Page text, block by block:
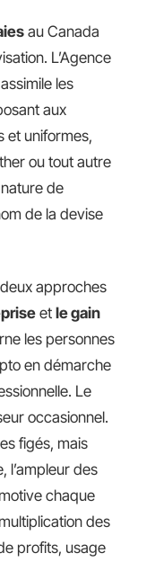
au Canada
L’Agence
les
aux
et uniformes,
ou tout autre
de
de la devise
approches
et le gain
les personnes
en démarche
Le
occasionnel.
figés, mais
l’ampleur des
chaque
des
profits, usage